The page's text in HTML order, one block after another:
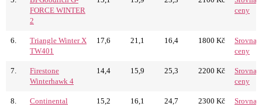
FORCE WINTER
2
ceny
6.
Triangle Winter X
TW401
17,6 21,1 16,4 1800 Kč
Srovnat
ceny
7.
Firestone
Winterhawk 4
14,4 15,9 25,3 2200 Kč
Srovnat
ceny
8.
Continental
15,2 16,1 24,7 2300 Kč
Srovnat